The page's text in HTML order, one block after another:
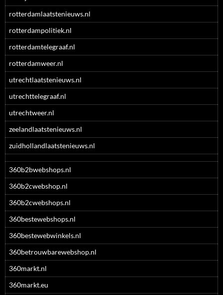
rotterdamlaatstenieuws.nl
rotterdampolitiek.nl
rotterdamtelegraaf.nl
rotterdamweer.nl
utrechtlaatstenieuws.nl
utrechttelegraaf.nl
utrechtweer.nl
zeelandlaatstenieuws.nl
zuidhollandlaatstenieuws.nl
360b2bwebshops.nl
360b2cwebshop.nl
360b2cwebshops.nl
360bestewebshops.nl
360bestewebwinkels.nl
360betrouwbarewebshop.nl
360markt.nl
360markt.eu